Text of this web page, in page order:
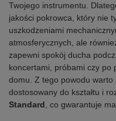
Twojego instrumentu.
jakości pokrowca, który nie
uszkodzeniami
atmosferycznych, ale
zapewni spokój ducha
koncertami, próbami czy po
domu. Z tego powodu
dostosowany do kształtu i
Standard , co gwarantuje